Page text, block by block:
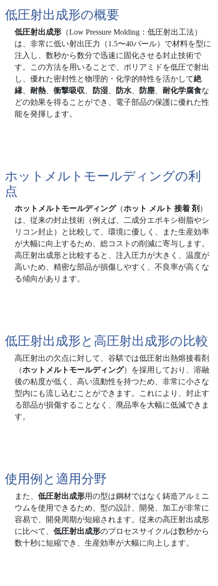
低圧射出成形の概要
低圧射出成形 （Low Pressure Molding：低圧射出工法）
は、非常に低い射出圧力（1.5〜40バール）で材料を型に
注入し、数秒から数分で迅速に固化させる封止技術で
す。この方法を用いることで、ポリアミドを低圧で射出
し、優れた密封性と物理的・化学的特性を活かして絶
縁
耐熱 衝撃吸収 防湿 防水 防塵、 耐化学腐食な
どの効果を得ることができ、電子部品の保護に優れた性
能を発揮します。
ホットメルトモールディングの利
点
ホットメルトモールディング（ホット メルト 接着 剤 ）
は、従来の封止技術（例えば、二成分エポキシ樹脂やシ
リコン封止）と比較して、環境に優しく、また生産効率
が大幅に向上するため、総コストの削減に寄与します。
高圧射出成形と比較すると、注入圧力が大きく、温度が
高いため、精密な部品が損傷しやすく、不良率が高くな
る傾向があります。
低圧射出成形と高圧射出成形の比較
高圧射出の欠点に対して、谷騏では低圧射出熱熔接着剤
（ホットメルトモールディング）を採用しており、溶融
後の粘度が低く、高い流動性を持つため、非常に小さな
型内にも流し込むことができます。これにより、封止す
る部品が損傷することなく、廃品率を大幅に低減できま
す。
使用例と適用分野
また、 低圧射出成形用の型は鋼材ではなく鋳造アルミニ
ウムを使用できるため、型の設計、開発、加工が非常に
容易で、開発周期が短縮されます。従来の高圧射出成形
に比べて、 低圧射出成形のプロセスサイクルは数秒から
数十秒に短縮でき、生産効率が大幅に向上します。